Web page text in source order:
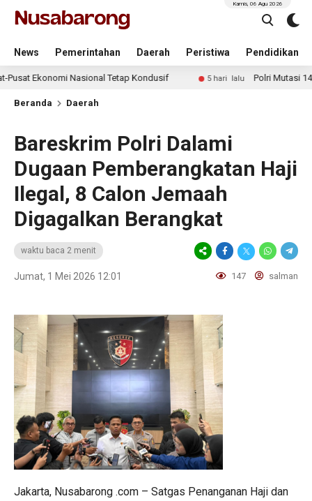
News Pemerintahan Daerah Peristiwa Pendidikan
Kamis, 06 Agu 2026
Nasional Tetap Kondusif 5 hari lalu Polri Mutasi 146 Pati
Beranda Daerah
Bareskrim Polri Dalami
Dugaan Pemberangkatan Haji
Ilegal, 8 Calon Jemaah
Digagalkan Berangkat
waktu baca 2 menit
Jumat, 1 Mei 2026 12:01 147 salman
Jakarta, Nusabarong .com – Satgas Penanganan Haji dan